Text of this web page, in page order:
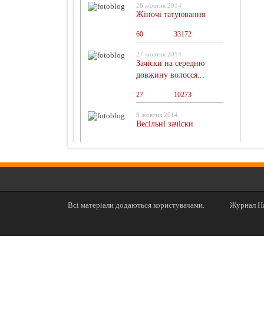
28 жовтня 2014
Жіночі татуювання
60 33172
27 жовтня 2014
Зачіски на середню
довжину волосся...
27 10273
9 жовтня 2014
Весільні зачіски
Всі матеріали додаються користувачами. Журнал